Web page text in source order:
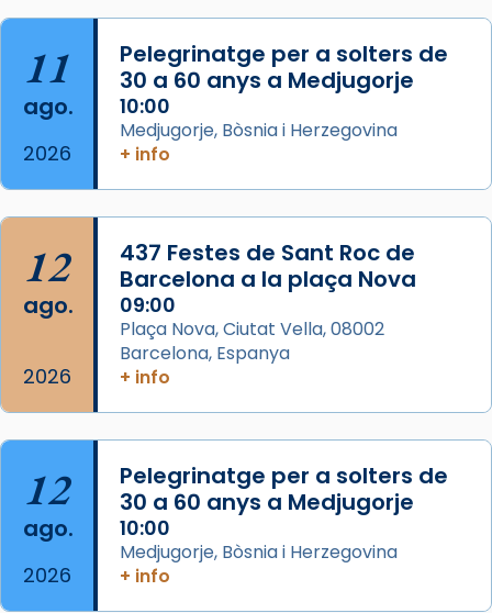
Foto
View on Facebook · Share
Arquebisbat de Barcelona
2 weeks ago
Acompanyant la història de sant Cugat, a
partir de l’Edat Mitjana sorgeix la tradició
que les santes Juliana (“relatiu a Júlia”) i
Semproniana (“relatiu a Semprònia =
eterna”) són deixebles seves. I l’any 1667, el
frare Joan Gaspar Roig, afirma en una obra
que les santes són filles de l’antiga Iluro.
Mataró en reivindicarà les relíq
Foto
View on Facebook ·
11
ago.
2026
Pelegrinatge per a solters de
30 a 60 anys a Medjugorje
10:00
Medjugorje, Bòsnia i Herzegovina
+ info
12
ago.
2026
437 Festes de Sant Roc de
Barcelona a la plaça Nova
09:00
Plaça Nova, Ciutat Vella, 08002
Barcelona, Espanya
+ info
12
ago.
2026
Pelegrinatge per a solters de
30 a 60 anys a Medjugorje
10:00
Medjugorje, Bòsnia i Herzegovina
+ info